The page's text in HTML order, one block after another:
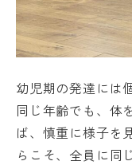
幼児期の発達には
同じ年齢でも、体
ば、慎重に様子を
らこそ、全員に同